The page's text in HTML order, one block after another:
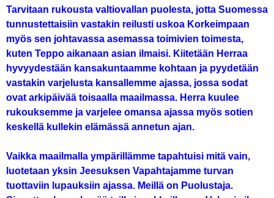
Tarvitaan rukousta valtiovallan puolesta, jotta Suomessa
tunnustettaisiin vastakin reilusti uskoa Korkeimpaan
myös sen johtavassa asemassa toimivien toimesta,
kuten Teppo aikanaan asian ilmaisi. Kiitetään Herraa
hyvyydestään kansakuntaamme kohtaan ja pyydetään
vastakin varjelusta kansallemme ajassa, jossa sodat
ovat arkipäivää toisaalla maailmassa. Herra kuulee
rukouksemme ja varjelee omansa ajassa myös sotien
keskellä kullekin elämässä annetun ajan.
Vaikka maailmalla ympärillämme tapahtuisi mitä vain,
luotetaan yksin Jeesuksen Vapahtajamme turvan
tuottaviin lupauksiin ajassa. Meillä on Puolustaja.